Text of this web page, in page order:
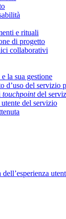
e rituali
di progetto
collaborativi
la sua gestione
d’uso del servizio
touchpointdel
del servizio